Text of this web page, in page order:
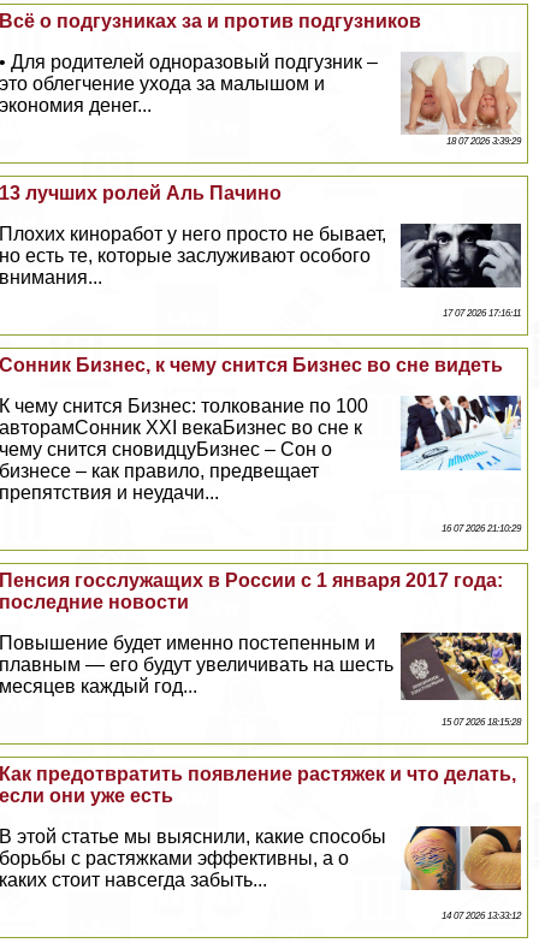
Всё о подгузниках за и против подгузников
• Для родителей одноразовый подгузник –
это облегчение ухода за малышом и
экономия денег...
18 07 2026 3:39:29
13 лучших ролей Аль Пачино
Плохих киноработ у него просто не бывает,
но есть те, которые заслуживают особого
внимания...
17 07 2026 17:16:11
Сонник Бизнес, к чему снится Бизнес во сне видеть
К чему снится Бизнес: толкование по 100
авторамСонник XXI векаБизнес во сне к
чему снится сновидцуБизнес – Сон о
бизнесе – как правило, предвещает
препятствия и неудачи...
16 07 2026 21:10:29
Пенсия госслужащих в России с 1 января 2017 года:
последние новости
Повышение будет именно постепенным и
плавным — его будут увеличивать на шесть
месяцев каждый год...
15 07 2026 18:15:28
Как предотвратить появление растяжек и что делать,
если они уже есть
В этой статье мы выяснили, какие способы
борьбы с растяжками эффективны, а о
каких стоит навсегда забыть...
14 07 2026 13:33:12